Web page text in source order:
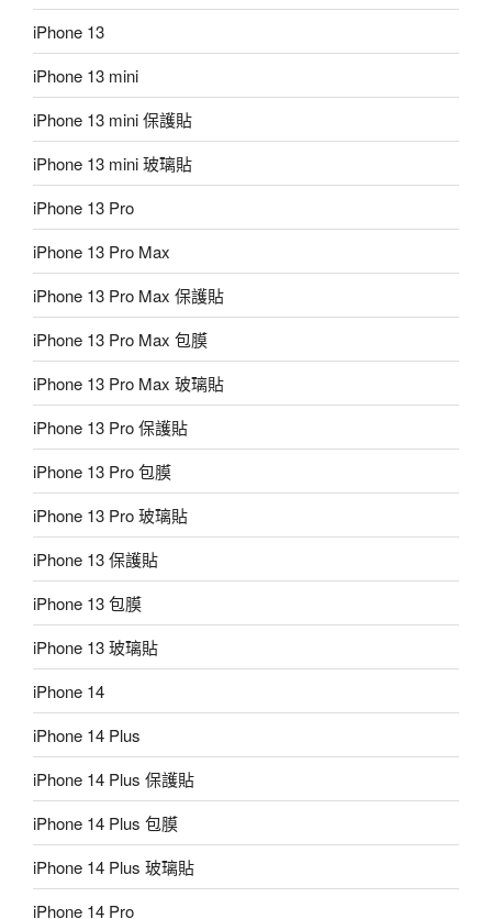
iPhone 13
iPhone 13 mini
iPhone 13 mini 保護貼
iPhone 13 mini 玻璃貼
iPhone 13 Pro
iPhone 13 Pro Max
iPhone 13 Pro Max 保護貼
iPhone 13 Pro Max 包膜
iPhone 13 Pro Max 玻璃貼
iPhone 13 Pro 保護貼
iPhone 13 Pro 包膜
iPhone 13 Pro 玻璃貼
iPhone 13 保護貼
iPhone 13 包膜
iPhone 13 玻璃貼
iPhone 14
iPhone 14 Plus
iPhone 14 Plus 保護貼
iPhone 14 Plus 包膜
iPhone 14 Plus 玻璃貼
iPhone 14 Pro